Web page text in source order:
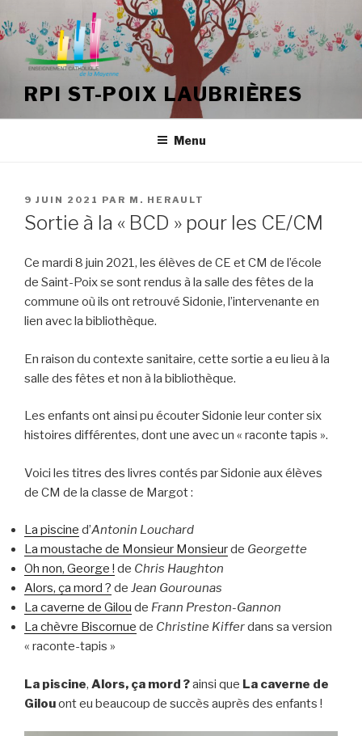
au
contenu
principal
RPI ST-POIX LAUBRIÈRES
Menu
PUBLIÉ
LE
9 JUIN 2021 PAR M. HERAULT
Sortie à la « BCD » pour les CE/CM
Ce mardi 8 juin 2021, les élèves de CE et CM de l’école
de Saint-Poix se sont rendus à la salle des fêtes de la
commune où ils ont retrouvé Sidonie, l’intervenante en
lien avec la bibliothèque.
En raison du contexte sanitaire, cette sortie a eu lieu à la
salle des fêtes et non à la bibliothèque.
Les enfants ont ainsi pu écouter Sidonie leur conter six
histoires différentes, dont une avec un « raconte tapis ».
Voici les titres des livres contés par Sidonie aux élèves
de CM de la classe de Margot :
La piscine d’Antonin Louchard
La moustache de Monsieur Monsieurde Georgette
Oh non, George ! de Chris Haughton
Alors, ça mord ? de Jean Gourounas
La caverne de Gilou de Frann Preston-Gannon
La chèvre Biscornue de Christine Kifferdans sa version
« raconte-tapis »
La piscine, Alors, ça mord ?ainsi que La caverne de
Gilouont eu beaucoup de succès auprès des enfants !